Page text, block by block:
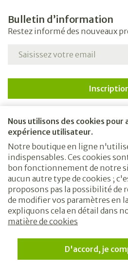
Nous utilisons des cookies
expérience utilisateur.
Notre boutique en ligne
indispensables. Ces cookies
bon fonctionnement de notre
aucun autre type de cookies ;
proposons pas la possibilité de
de modifier vos paramètres en
expliquons cela en détail dans
matière de cookies
D'accord, je
Bulletin d’information
Restez informé des nouveaux
Adresse mail
newsletter et acceptez notre
Liens légaux